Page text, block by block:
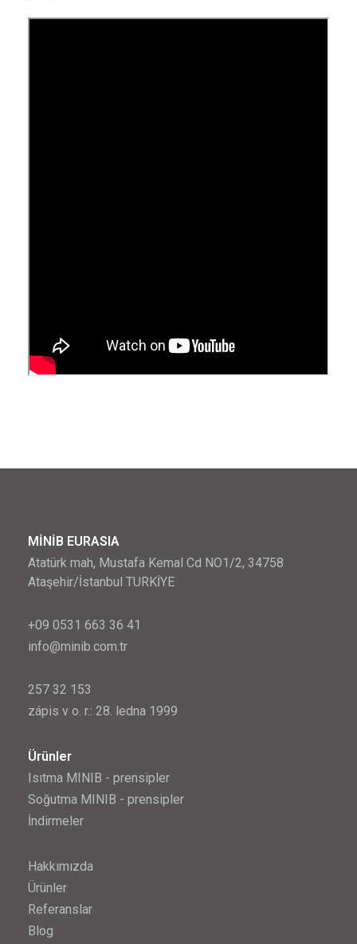
MİNİB EURASIA
Atatürk mah, Mustafa Kemal Cd NO1/2, 34758
Ataşehir/İstanbul TURKİYE
+09 0531 663 36 41
info@minib.com.tr
257 32 153
zápis v o. r.: 28. ledna 1999
Ürünler
Isıtma MINIB - prensipler
Soğutma MINIB - prensipler
İndirmeler
Hakkımızda
Ürünler
Referanslar
Blog